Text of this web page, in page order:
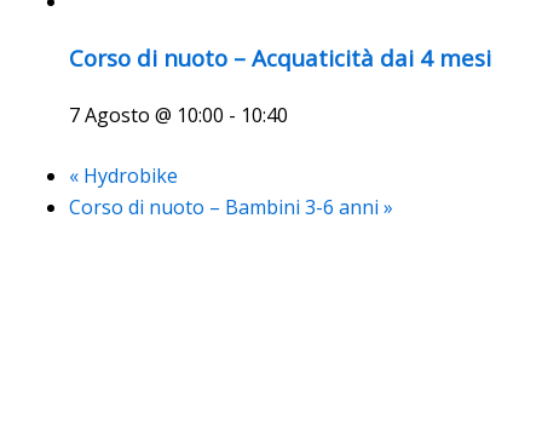
Corso di nuoto – Acquaticità dai 4 mesi
7 Agosto @ 10:00 - 10:40
«Hydrobike
Corso di nuoto – Bambini 3-6 anni »